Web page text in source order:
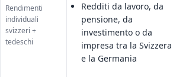
Rendimenti
individuali
svizzeri +
tedeschi
Redditi da lavoro, da
pensione, da
investimento o da
impresa tra la Svizzera
e la Germania